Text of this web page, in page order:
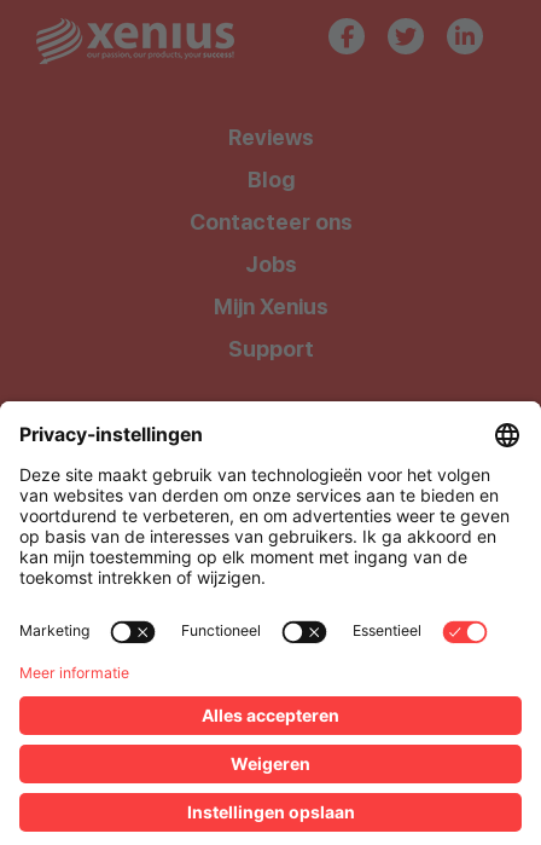
Reviews
Blog
Contacteer ons
Jobs
Mijn Xenius
Support
Wij geven onze klanten waar ze recht op hebben: Kwalitatieve
Xenius BV, onderdeel van Level27
Via Media 4, 3500 Hasselt, België
BTW: BE0505.928.838
support@xenius.be
Alle vermelde prijzen zijn exclusief BTW •Algemene
verkoopsvoorwaarden•Disclaimer•Privacy cookie policy